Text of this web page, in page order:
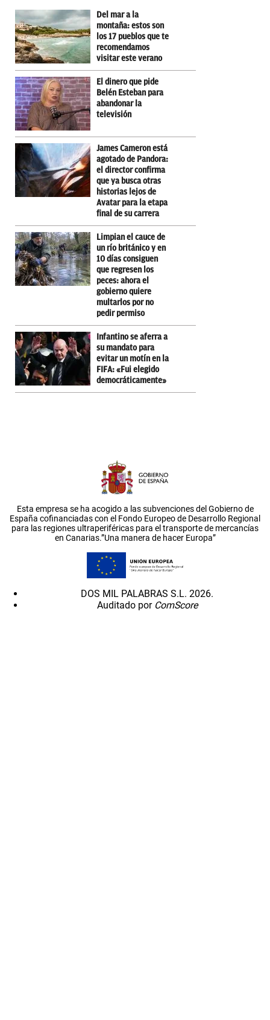
Del mar a la
montaña: estos son
los 17 pueblos que te
recomendamos
visitar este verano
El dinero que pide
Belén Esteban para
abandonar la
televisión
James Cameron está
agotado de Pandora:
el director confirma
que ya busca otras
historias lejos de
Avatar para la etapa
final de su carrera
Limpian el cauce de
un río británico y en
10 días consiguen
que regresen los
peces: ahora el
gobierno quiere
multarlos por no
pedir permiso
Infantino se aferra a
su mandato para
evitar un motín en la
FIFA: «Fui elegido
democráticamente»
Esta empresa se ha acogido a las subvenciones del Gobierno de
España cofinanciadas con el Fondo Europeo de Desarrollo Regional
para las regiones ultraperiféricas para el transporte de mercancías
en Canarias.”Una manera de hacer Europa”
DOS MIL PALABRAS S.L. 2026.
Auditado por ComScore